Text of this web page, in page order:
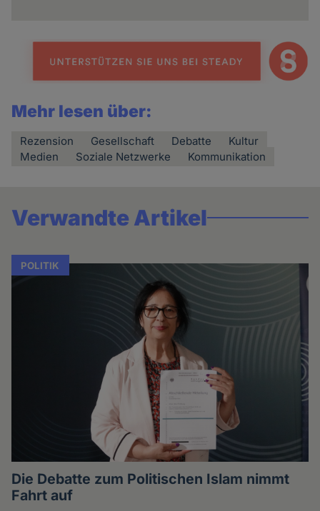
Mehr lesen über:
Rezension Gesellschaft Debatte
Kultur
Medien
Soziale Netzwerke Kommunikation
Verwandte Artikel
POLITIK
Die Debatte zum Politischen Islam nimmt
Fahrt auf